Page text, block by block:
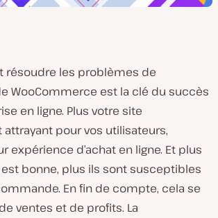
résoudre les problèmes de
WooCommerce est la clé du succès
en ligne. Plus votre site
pour vos utilisateurs,
expérience d’achat en ligne. Et plus
bonne, plus ils sont susceptibles
En fin de compte, cela se
ventes et de profits. La